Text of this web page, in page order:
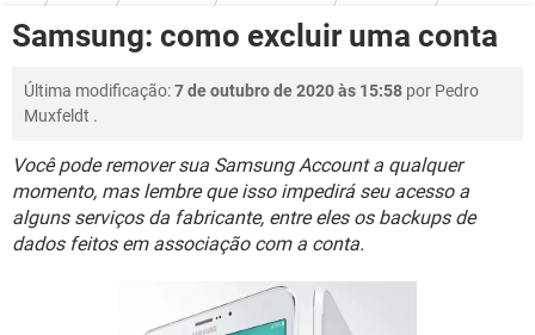
OUTLOOK EXCEL
GUIA DE COMPRAS
JOGOS WHATSAPP
CELULAR FACEBOOK
OUTLOOK EXCEL
GUIA DE COMPRAS
DOWNLOADS
CELULAR
INSTAGRAM GMAIL
GUIA DE COMPRAS
FÓRUM
CELULAR FACEBOOK
OUTLOOK EXCEL
INSTAGRAM GMAIL
JOGOS WHATSAPP
CELULAR
GMAIL
Samsung: como excluir uma conta
Última modificação:7 de outubro de 2020 às 15:58 por Pedro
Muxfeldt .
Você pode remover sua Samsung Account a qualquer
momento, mas lembre que isso impedirá seu acesso a
alguns serviços da fabricante, entre eles os backups de
dados feitos em associação com a conta.